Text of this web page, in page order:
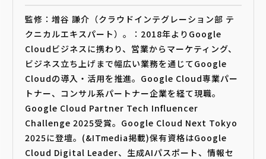
監修：増谷 謙介（クラウドインテグレーション部 テ
クニカルエキスパート）。：2018年よりGoogle
Cloudビジネスに携わり、営業からマーケティング、
ビジネス立ち上げまで幅広い業務を通じてGoogle
Cloudの導入・活用を推進。Google Cloud専業パー
トナー、コンサル系パートナー企業を経て現職。
Google Cloud Partner Tech Influencer
Challenge 2025受賞。Google Cloud Next Tokyo
2025に登壇。(&ITmedia掲載)保有資格はGoogle
Cloud Digital Leader、生成AIパスポート、情報セ